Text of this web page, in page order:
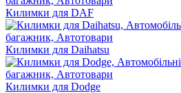
Килимки для DAF
Килимки для Daihatsu
Килимки для Dodge